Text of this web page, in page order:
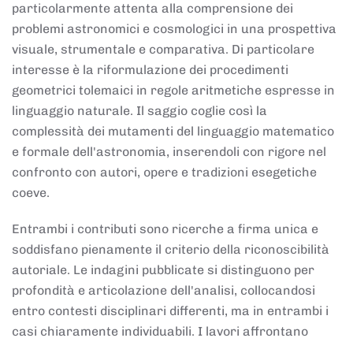
particolarmente attenta alla comprensione dei
problemi astronomici e cosmologici in una prospettiva
visuale, strumentale e comparativa. Di particolare
interesse è la riformulazione dei procedimenti
geometrici tolemaici in regole aritmetiche espresse in
linguaggio naturale. Il saggio coglie così la
complessità dei mutamenti del linguaggio matematico
e formale dell'astronomia, inserendoli con rigore nel
confronto con autori, opere e tradizioni esegetiche
coeve.
Entrambi i contributi sono ricerche a firma unica e
soddisfano pienamente il criterio della riconoscibilità
autoriale. Le indagini pubblicate si distinguono per
profondità e articolazione dell'analisi, collocandosi
entro contesti disciplinari differenti, ma in entrambi i
casi chiaramente individuabili. I lavori affrontano